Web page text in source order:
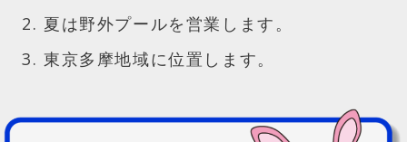
夏は野外プールを営業します。
東京多摩地域に位置します。